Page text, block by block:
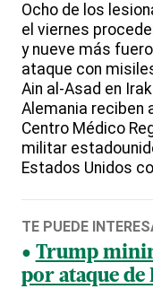
Ocho de los
el viernes
y nueve más
ataque con
Ain al-Asad en
Alemania reciben
Centro Médico
militar
Estados Unidos
TE PUEDE
Trump
por ataque de